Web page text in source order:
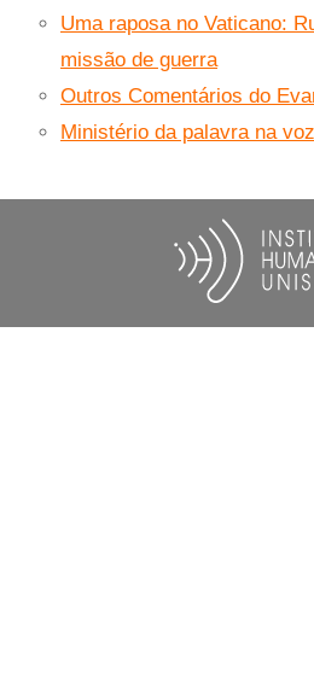
Uma raposa no Vaticano:
missão de guerra
Outros Comentários do
Ministério da palavra na